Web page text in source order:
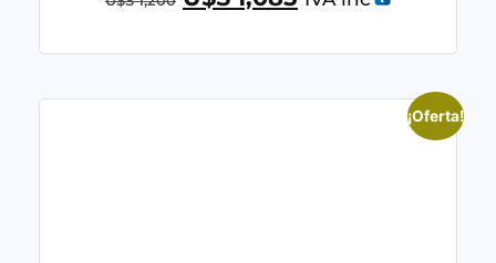
¡Oferta!